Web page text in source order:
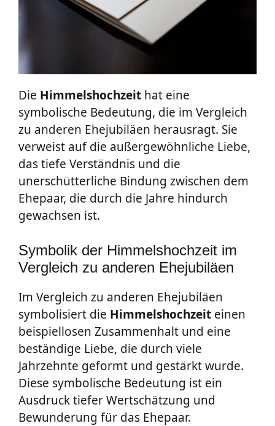
Die Himmelshochzeit hat eine
symbolische Bedeutung, die im Vergleich
zu anderen Ehejubiläen herausragt. Sie
verweist auf die außergewöhnliche Liebe,
das tiefe Verständnis und die
unerschütterliche Bindung zwischen dem
Ehepaar, die durch die Jahre hindurch
gewachsen ist.
Symbolik der Himmelshochzeit im
Vergleich zu anderen Ehejubiläen
Im Vergleich zu anderen Ehejubiläen
symbolisiert die Himmelshochzeit einen
beispiellosen Zusammenhalt und eine
beständige Liebe, die durch viele
Jahrzehnte geformt und gestärkt wurde.
Diese symbolische Bedeutung ist ein
Ausdruck tiefer Wertschätzung und
Bewunderung für das Ehepaar.